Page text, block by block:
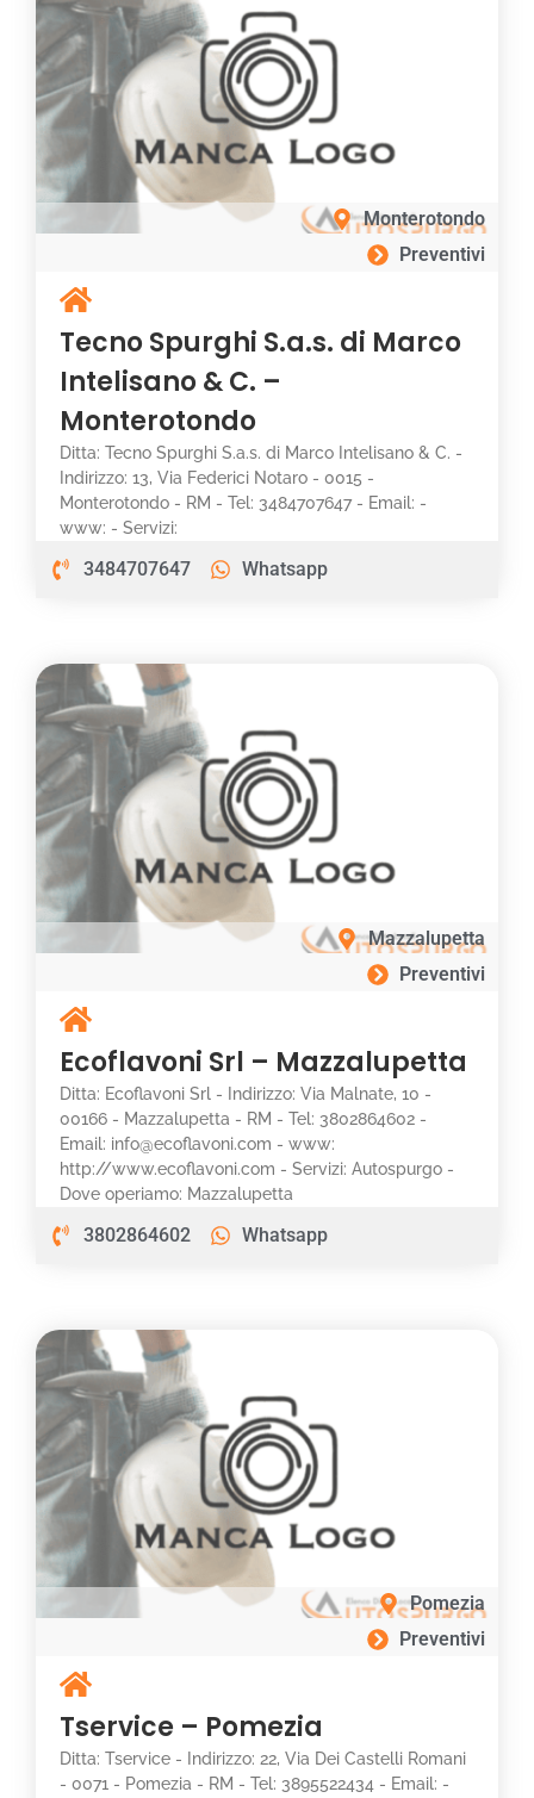
Monterotondo
Preventivi
Tecno Spurghi S.a.s. di Marco
Intelisano & C. –
Monterotondo
Ditta: Tecno Spurghi S.a.s. di Marco Intelisano & C. -
Indirizzo: 13, Via Federici Notaro - 0015 -
Monterotondo - RM - Tel: 3484707647 - Email: -
www: - Servizi:
3484707647 Whatsapp
Mazzalupetta
Preventivi
Ecoflavoni Srl – Mazzalupetta
Ditta: Ecoflavoni Srl - Indirizzo: Via Malnate, 10 -
00166 - Mazzalupetta - RM - Tel: 3802864602 -
Email: info@ecoflavoni.com - www:
http://www.ecoflavoni.com - Servizi: Autospurgo -
Dove operiamo: Mazzalupetta
3802864602 Whatsapp
Pomezia
Preventivi
Tservice – Pomezia
Ditta: Tservice - Indirizzo: 22, Via Dei Castelli Romani
- 0071 - Pomezia - RM - Tel: 3895522434 - Email: -